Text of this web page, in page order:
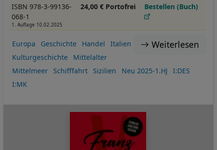
ISBN 978-3-99136-
068-1
1. Auflage 10.02.2025
24,00 € Portofrei Bestellen (Buch)
Weiterlesen
Europa Geschichte Handel
Italien
Kulturgeschichte
Mittelalter
Mittelmeer
Schifffahrt Sizilien Neu 2025-1.HJ
I:DES
I:MK